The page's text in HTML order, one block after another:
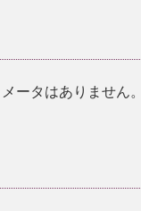
ータはありません。